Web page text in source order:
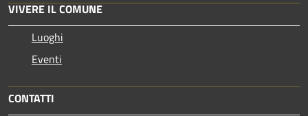
VIVERE IL COMUNE
Luoghi
Eventi
CONTATTI